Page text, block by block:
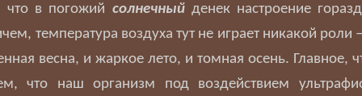
в погожий солнечный денек настроение
температура воздуха тут не играет никакой роли
весна, и жаркое лето, и томная осень. Главное,
что наш организм под воздействием